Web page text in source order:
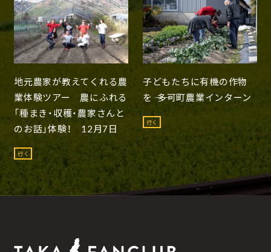
地元農家が教えてくれる農
業体験ツアー 農にふれる
「種まき・収穫・農家さんと
のお話」体験！ 12月7日
行く
子どもたちに有機の作物
を ―― 多可町農業インターン
行く